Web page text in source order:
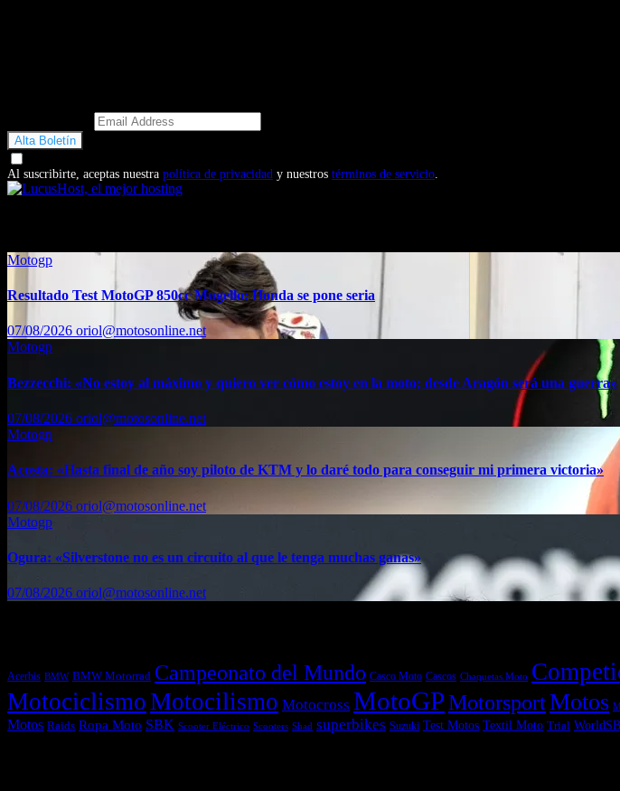
Al suscribirte, aceptas nuestra política de privacidad y nuestros términos de servicio.
Motogp
Resultado Test MotoGP 850cc Mugello: Honda se pone seria
07/08/2026 oriol@motosonline.net
Motogp
Bezzecchi: «No estoy al máximo y quiero ver cómo estoy en la moto; desde Aragón será una guerra»
07/08/2026 oriol@motosonline.net
Motogp
Acosta: «Hasta final de año soy piloto de KTM y lo daré todo para conseguir mi primera victoria»
07/08/2026 oriol@motosonline.net
Motogp
Ogura: «Silverstone no es un circuito al que le tenga muchas ganas»
07/08/2026 oriol@motosonline.net
Acerbis BMW BMW Motorrad Campeonato del Mundo Casco Moto Cascos Chaquetas Moto
MotociclismoMotocilismo Motocross MotoGPMotorsportMotos
Motos Raids Ropa Moto SBK Scooter Eléctrico Scooters Shad superbikes Suzuki Test Motos Textil Moto Trial